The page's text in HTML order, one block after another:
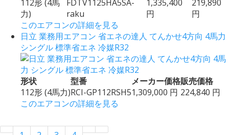
112形 (4馬
力)
FDTV1125HA5SA-
raku
1,335,400
円
219,890
円
このエアコンの詳細を見る
日立 業務用エアコン 省エネの達人 てんかせ4方向 4馬力
シングル 標準省エネ 冷媒R32
形状 型番 メーカー価格販売価格
112形 (4馬力)RCI-GP112RSH51,309,000 円 224,840 円
このエアコンの詳細を見る